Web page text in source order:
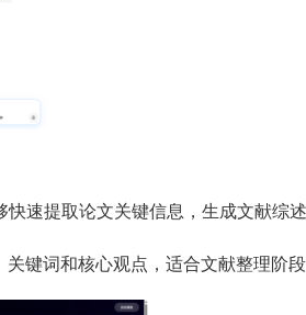
速提取论文关键信息，生成文献综
键词和核心观点，适合文献整理阶